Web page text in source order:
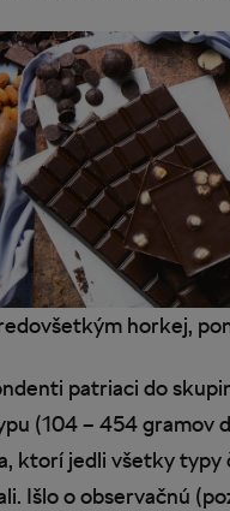
horkej,
patriaci do
(104 – 454 gramov
ktorí jedli všetky
Išlo o observačnú